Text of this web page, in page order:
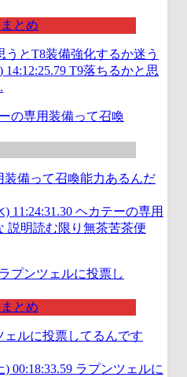
とめ
うとT8装備強化するか迷う
14:12:25.79 T9落ちるかと思
装備って召喚能力あるんだ
11:24:31.30 ヘカテーの専用
説明読む限り無茶苦茶便
とめ
ェルに投票してるんです
00:18:33.59 ラプンツェルに